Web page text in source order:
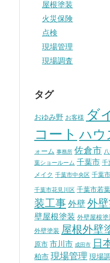
屋根塗装
火災保険
点検
現場管理
現場調査
タグ
おゆみ野 お客様 ダ
コート ハウ
ォーム 事務所 佐倉市
葉ショールーム 千葉市 千
メイク 千葉市中央区 千葉
千葉市花見川区 千葉市若
装工事 外壁 外
壁屋根塗装 外壁屋根塗
外壁塗装 屋根外壁
原市 市川市 成田市 日
柏市 現場管理 現場